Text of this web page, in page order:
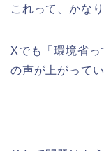
これって、かな
Xでも「環境省
の声が上がってい